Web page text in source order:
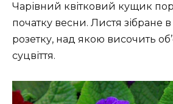
Чарівний квітковий кущик
початку весни. Листя зібране
розетку, над якою височить
суцвіття.